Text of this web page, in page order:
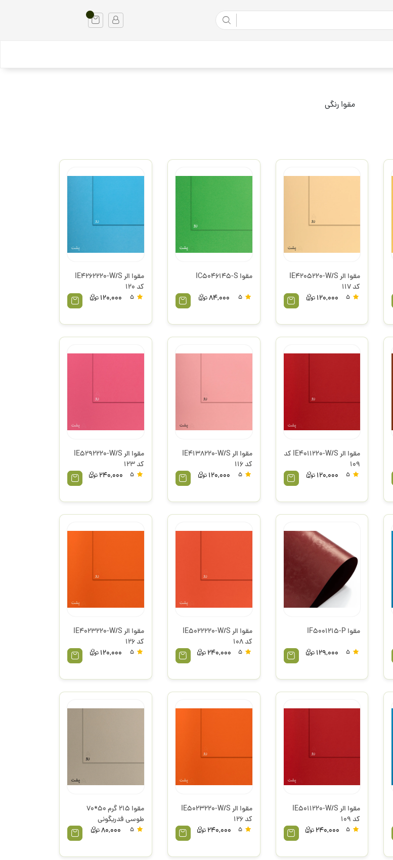
مقوا رنگی
مقوا الر IE4205220-W/S
کد 117
120,000
مقوا IC5046145-S
5
84,000
مقوا الر IE4262220-W/S
کد 120
5
120,000
مقوا الر IE4011220-W/S کد
109
120,000
مقوا الر IE4138220-W/S
کد 116
5
120,000
مقوا الر IE5292220-W/S
کد 123
5
240,000
مقوا IF5001215-P
129,000
مقوا الر IE5022220-W/S
کد 108
5
240,000
مقوا الر IE4023220-W/S
کد 126
5
120,000
مقوا الر IE5011220-W/S
کد 109
240,000
مقوا الر IE5023220-W/S
کد 126
5
240,000
مقوا 215 گرم 50*70
طوسی فدریگونی
5
80,000